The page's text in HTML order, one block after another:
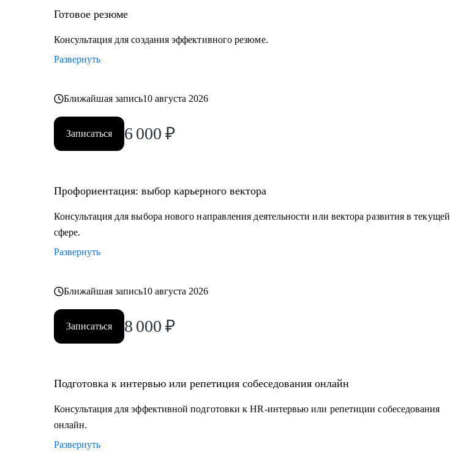
Тестирование, Техническая поддержка, Прикладное и системное администрирование, DevOps,
Продуктовый и Проектный менеджмент, Системная аналитика
• Специалистам в продажах и развитии бизнеса
Готовое резюме
Консультация для создания эффективного резюме.
Развернуть
Ближайшая запись10 августа 2026
Записаться 6 000 ₽
Профориентация: выбор карьерного вектора
Консультация для выбора нового направления деятельности или вектора развития в текущей
сфере.
Развернуть
Ближайшая запись10 августа 2026
Записаться 8 000 ₽
Подготовка к интервью или репетиция собеседования онлайн
Консультация для эффективной подготовки к HR-интервью или репетиции собеседования
онлайн.
Развернуть